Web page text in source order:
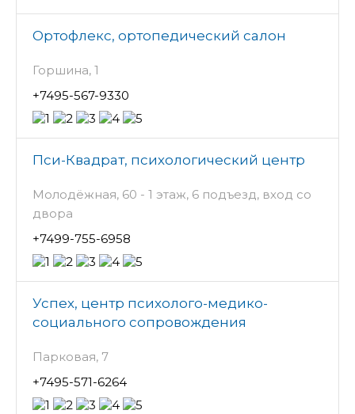
Ортофлекс, ортопедический салон
Горшина, 1
+7495-567-9330
Пси-Квадрат, психологический центр
Молодёжная, 60 - 1 этаж, 6 подъезд, вход со
двора
+7499-755-6958
Успех, центр психолого-медико-
социального сопровождения
Парковая, 7
+7495-571-6264